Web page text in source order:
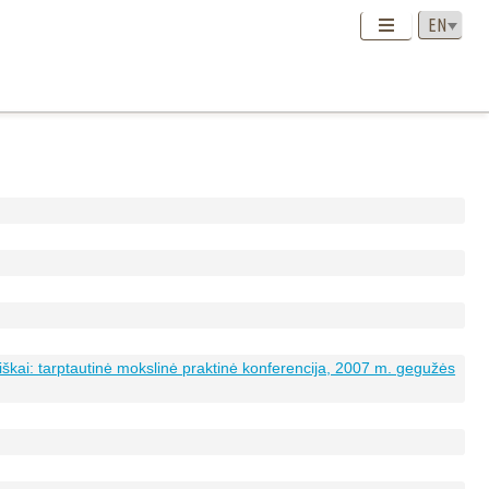
tarptautinė mokslinė praktinė konferencija, 2007 m. gegužės